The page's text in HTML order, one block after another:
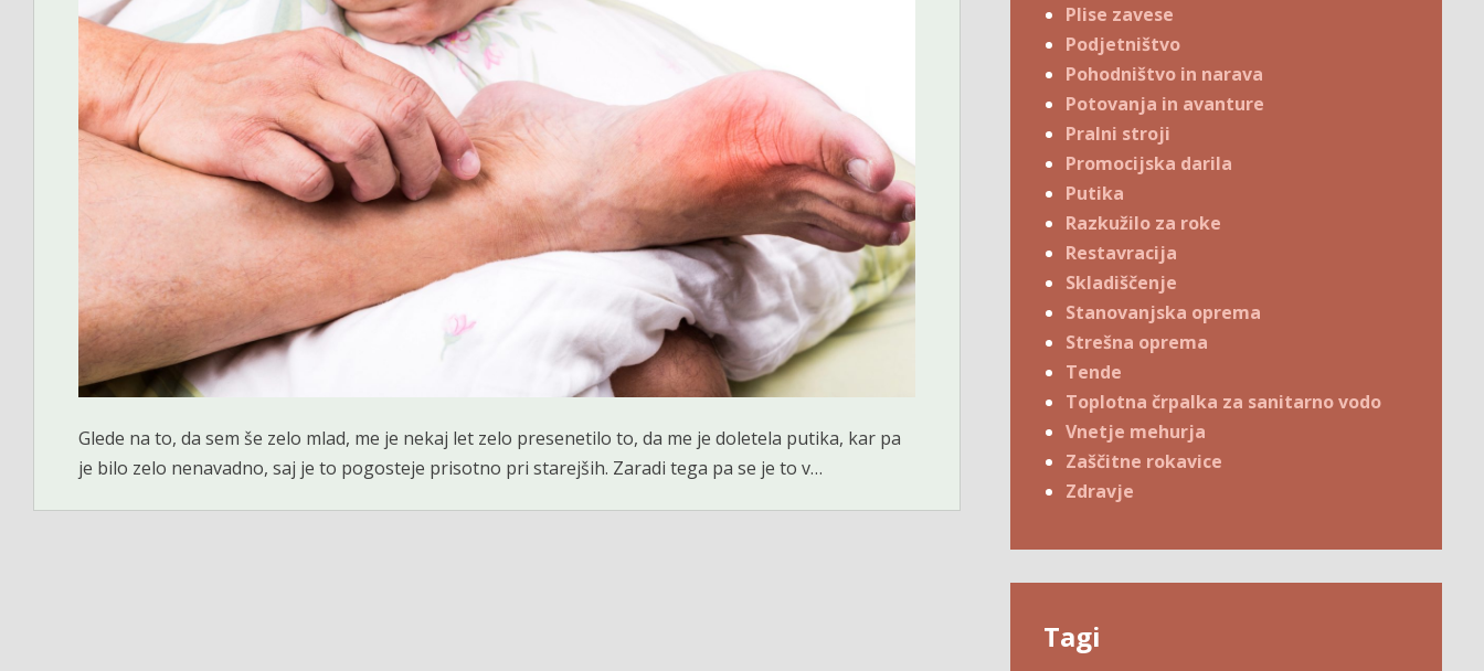
Glede na to, da sem še zelo mlad, me je nekaj let zelo presenetilo to, da me je doletela putika, kar pa
je bilo zelo nenavadno, saj je to pogosteje prisotno pri starejših. Zaradi tega pa se je to v…
Plise zavese
Podjetništvo
Pohodništvo in narava
Potovanja in avanture
Pralni stroji
Promocijska darila
Putika
Razkužilo za roke
Restavracija
Skladiščenje
Stanovanjska oprema
Strešna oprema
Tende
Toplotna črpalka za sanitarno vodo
Vnetje mehurja
Zaščitne rokavice
Zdravje
Tagi